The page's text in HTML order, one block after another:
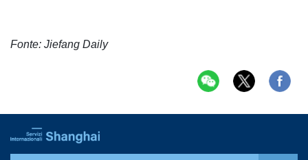
Fonte: Jiefang Daily